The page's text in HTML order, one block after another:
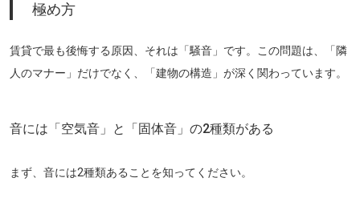
極め方
賃貸で最も後悔する原因、それは「騒音」です。この問題は、「隣
人のマナー」だけでなく、「建物の構造」が深く関わっています。
音には「空気音」と「固体音」の2種類がある
まず、音には2種類あることを知ってください。